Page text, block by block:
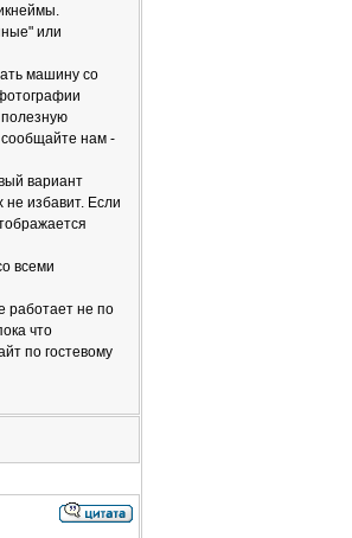
или
машину со
нам -
вариант
не избавит. Если
всеми
работает не по
что
по гостевому